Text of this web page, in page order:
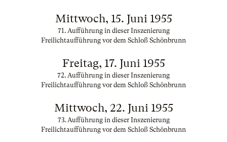
Mittwoch, 15. Juni 1955
71. Aufführung in dieser Inszenierung
Freilichtaufführung vor dem Schloß Schönbrunn
Freitag, 17. Juni 1955
72. Aufführung in dieser Inszenierung
Freilichtaufführung vor dem Schloß Schönbrunn
Mittwoch, 22. Juni 1955
73. Aufführung in dieser Inszenierung
Freilichtaufführung vor dem Schloß Schönbrunn